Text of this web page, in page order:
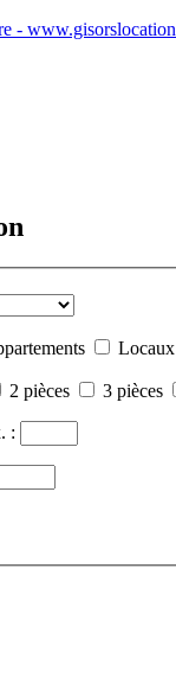
-
2 pièces 3 pièces
: